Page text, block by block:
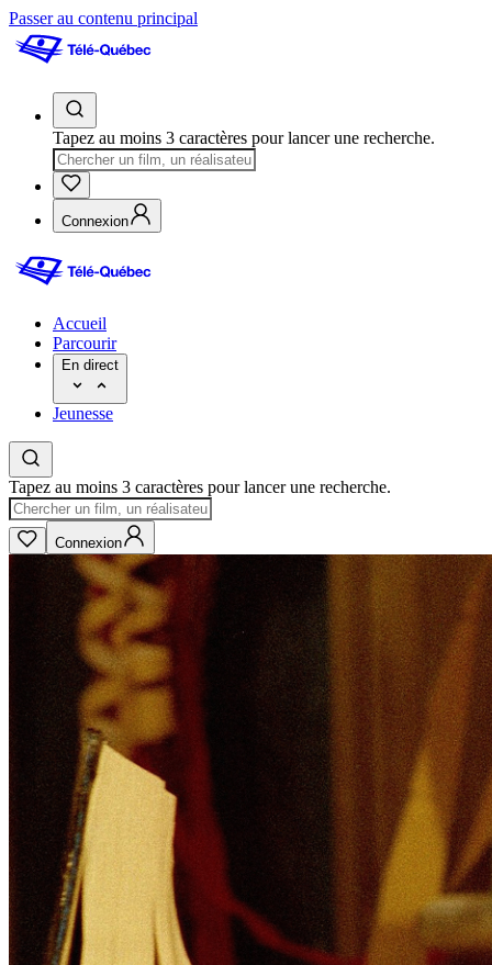
Passer au contenu principal
Tapez au moins 3 caractères pour lancer une recherche.
Connexion
Accueil
Parcourir
En direct
Jeunesse
Tapez au moins 3 caractères pour lancer une recherche.
Connexion